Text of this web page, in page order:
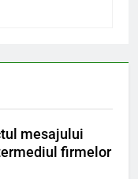
mesajului
firmelor